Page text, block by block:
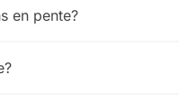
en pente?